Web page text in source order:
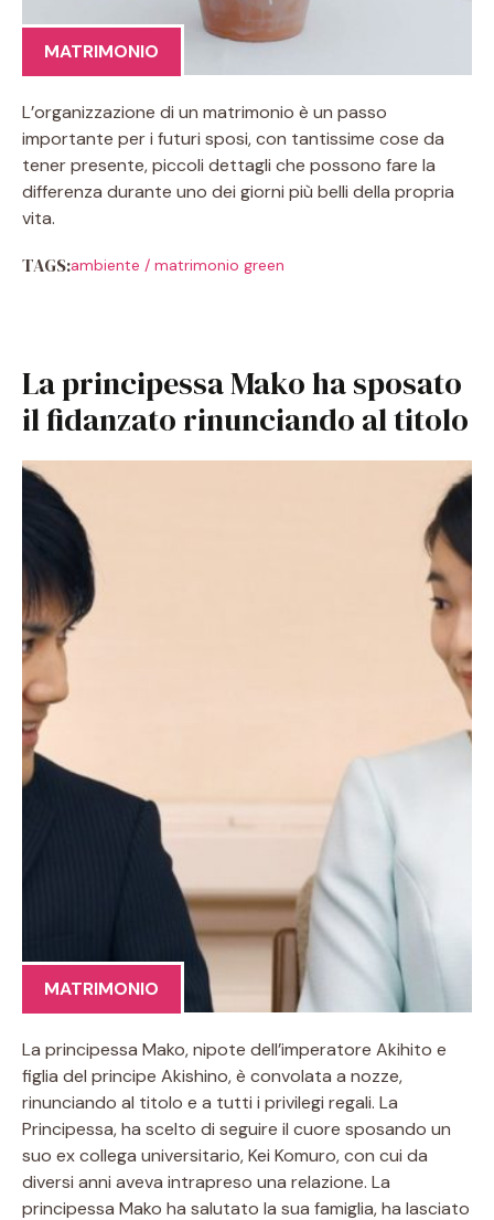
MATRIMONIO
L’organizzazione di un matrimonio è un passo
importante per i futuri sposi, con tantissime cose da
tener presente, piccoli dettagli che possono fare la
differenza durante uno dei giorni più belli della propria
vita.
TAGS:ambiente / matrimonio green
La principessa Mako ha sposato
il fidanzato rinunciando al titolo
MATRIMONIO
La principessa Mako, nipote dell’imperatore Akihito e
figlia del principe Akishino, è convolata a nozze,
rinunciando al titolo e a tutti i privilegi regali. La
Principessa, ha scelto di seguire il cuore sposando un
suo ex collega universitario, Kei Komuro, con cui da
diversi anni aveva intrapreso una relazione. La
principessa Mako ha salutato la sua famiglia, ha lasciato